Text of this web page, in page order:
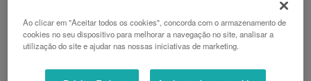
elástico.
Garante resultados excelentes com mínimo
Ao clicar em "Aceitar todos os cookies", concorda com o armazenamento de
cookies no seu dispositivo para melhorar a navegação no site, analisar a
utilização do site e ajudar nas nossas iniciativas de marketing.